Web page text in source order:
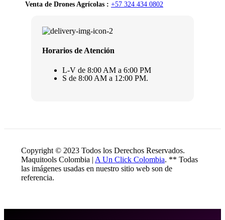
Venta de Drones Agrícolas : +57 324 434 0802
Horarios de Atención
L-V de 8:00 AM a 6:00 PM
S de 8:00 AM a 12:00 PM.
Copyright © 2023 Todos los Derechos Reservados.
Maquitools Colombia | A Un Click Colombia. ** Todas
las imágenes usadas en nuestro sitio web son de
referencia.